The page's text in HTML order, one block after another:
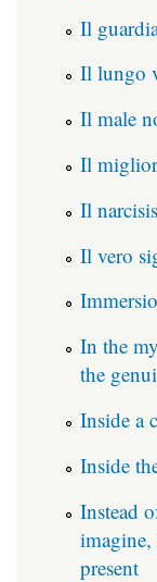
Il
Il lungo
Il male
Il miglior
Il
Il vero
In the
the
Inside a
Inside
Instead
present